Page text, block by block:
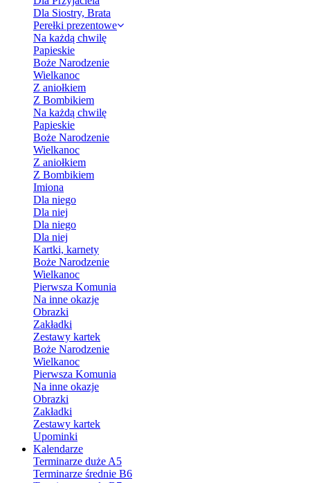
Dla Siostry, Brata
Perełki prezentowe
Na każdą chwilę
Papieskie
Boże Narodzenie
Wielkanoc
Z aniołkiem
Z Bombikiem
Na każdą chwilę
Papieskie
Boże Narodzenie
Wielkanoc
Z aniołkiem
Z Bombikiem
Imiona
Dla niego
Dla niej
Dla niego
Dla niej
Kartki, karnety
Boże Narodzenie
Wielkanoc
Pierwsza Komunia
Na inne okazje
Obrazki
Zakładki
Zestawy kartek
Boże Narodzenie
Wielkanoc
Pierwsza Komunia
Na inne okazje
Obrazki
Zakładki
Zestawy kartek
Upominki
Kalendarze
Terminarze duże A5
Terminarze średnie B6